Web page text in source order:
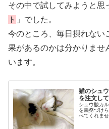
その中で試してみようと思
ト 」でした。
今のところ、毎日摂れない
果があるのかは分かりませ
います。
猫のシュ
を注文し
シュウ酸カ
を義務づけ
べてくれま